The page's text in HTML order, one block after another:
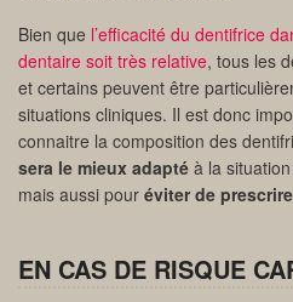
Bien que l’efficacité du dentifrice
dentaire soit très relative, tous les
et certains peuvent être
situations cliniques. Il est donc
connaitre la composition des
sera le mieux adapté à la
mais aussi pour éviter de
EN CAS DE RISQUE